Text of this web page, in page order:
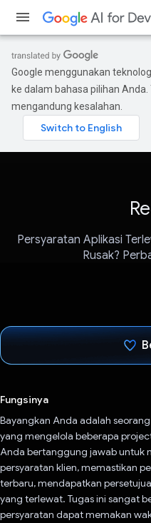
Google menggunakan
ke dalam bahasa pilihan
mengandung kesalahan.
Persyaratan Aplikasi
Rusak?
Fungsinya
Bayangkan Anda adalah
yang mengelola beberapa
Anda bertanggung jawab untuk
persyaratan klien, memastikan
terbaru, mendapatkan
yang terlewat. Tugas ini sangat
persyaratan dapat memakan